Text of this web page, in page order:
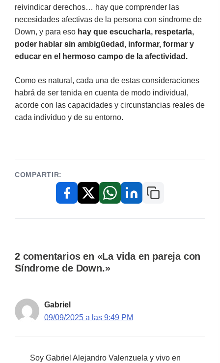
reivindicar derechos… hay que comprender las
necesidades afectivas de la persona con síndrome de
Down, y para eso hay que escucharla, respetarla,
poder hablar sin ambigüedad, informar, formar y
educar en el hermoso campo de la afectividad.
Como es natural, cada una de estas consideraciones
habrá de ser tenida en cuenta de modo individual,
acorde con las capacidades y circunstancias reales de
cada individuo y de su entorno.
COMPARTIR:
FacebookX / TwitterWhatsAppLinkedInCopiar enlace
2 comentarios en «La vida en pareja con
Síndrome de Down.»
Gabriel
09/09/2025 a las 9:49 PM
Soy Gabriel Alejandro Valenzuela y vivo en